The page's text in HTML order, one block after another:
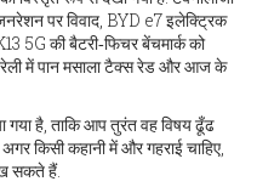
पर विवाद, BYD e7 इलेक्ट्रिक
5G की बैटरी‑फिचर बेंचमार्क को
में पान मसाला टैक्स रेड और आज के
गया है, ताकि आप तुरंत वह विषय ढूँढ
किसी कहानी में और गहराई चाहिए,
सकते हैं.